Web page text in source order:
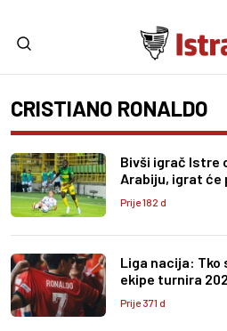
CRISTIANO RONALDO
Bivši igrač Istre
Arabiju, igrat će
Prije 182 d
Liga nacija: Tko
ekipe turnira
Prije 371 d